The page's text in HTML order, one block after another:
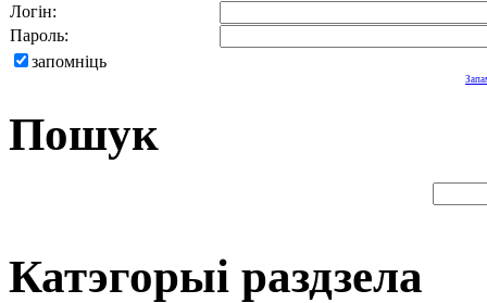
Логін:
Пароль:
запомніць
Пошук
Катэгорыі раздзела